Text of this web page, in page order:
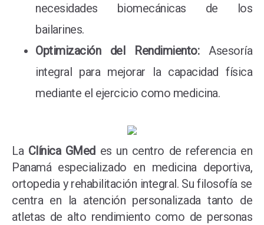
La Clínica GMed es un centro de referencia en
Panamá especializado en medicina deportiva,
ortopedia y rehabilitación integral. Su filosofía se
centra en la atención personalizada tanto de
atletas de alto rendimiento como de personas
necesidades biomecánicas de los
bailarines.
Optimización del Rendimiento:Asesoría
integral para mejorar la capacidad física
mediante el ejercicio como medicina.